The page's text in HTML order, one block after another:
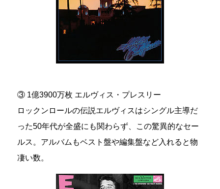
③ 1億3900万枚 エルヴィス・プレスリー
ロックンロールの伝説エルヴィスはシングル主導だ
った50年代が全盛にも関わらず、この驚異的なセー
ルス。アルバムもベスト盤や編集盤など入れると物
凄い数。